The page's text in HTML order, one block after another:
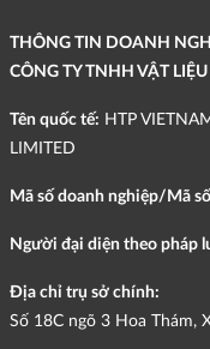
THÔNG TIN DOANH
CÔNG TY TNHH VẬT
Tên quốc tế: HTP
LIMITED
Mã số doanh nghiệp/Mã
Người đại diện theo pháp
Địa chỉ trụ sở chính:
Số 18C ngõ 3 Hoa Thám,